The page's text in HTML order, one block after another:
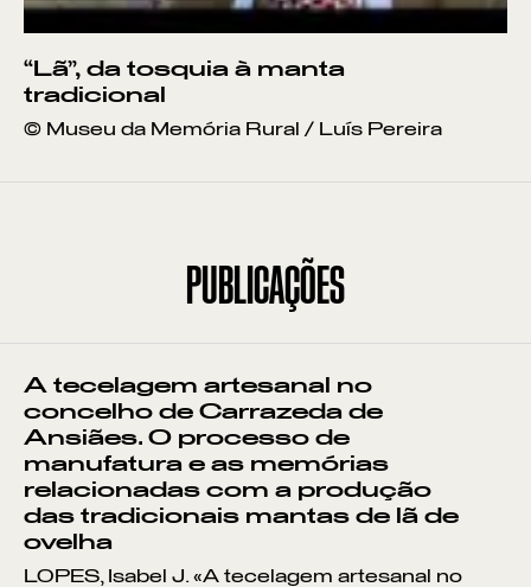
“Lã”, da tosquia à manta
tradicional
© Museu da Memória Rural / Luís Pereira
PUBLICAÇÕES
A tecelagem artesanal no
concelho de Carrazeda de
Ansiães. O processo de
manufatura e as memórias
relacionadas com a produção
das tradicionais mantas de lã de
ovelha
LOPES, Isabel J. «A tecelagem artesanal no